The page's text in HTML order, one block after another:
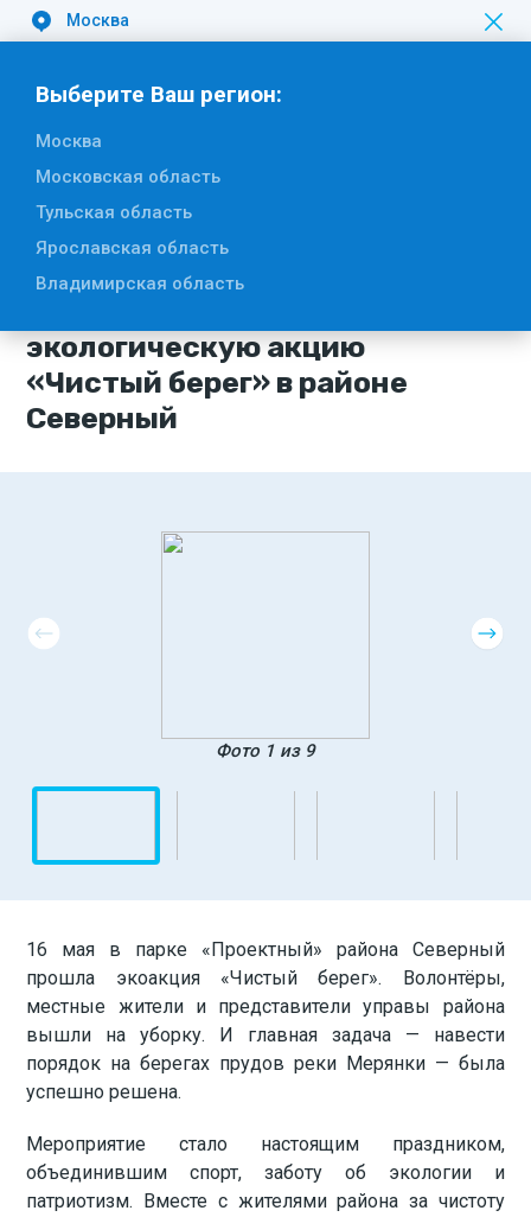
Москва
Выберите Ваш регион:
Москва
Московская область
Тульская область
Ярославская область
Владимирская область
экологическую акцию
«Чистый берег» в районе
Северный
Фото 1 из 9
16 мая в парке «Проектный» района Северный
прошла экоакция «Чистый берег». Волонтёры,
местные жители и представители управы района
вышли на уборку. И главная задача — навести
порядок на берегах прудов реки Мерянки — была
успешно решена.
Мероприятие стало настоящим праздником,
объединившим спорт, заботу об экологии и
патриотизм. Вместе с жителями района за чистоту